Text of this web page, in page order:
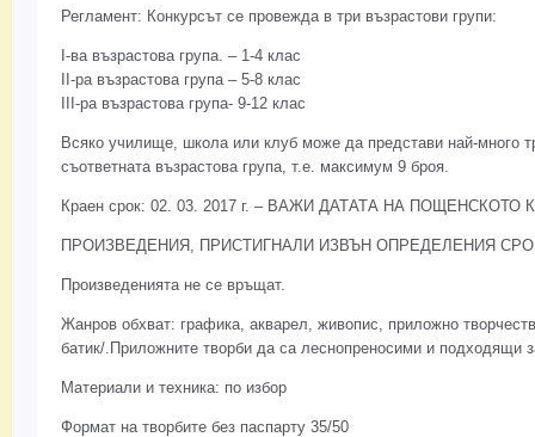
Регламент: Конкурсът се провежда в три възрастови групи:
І-ва възрастова група. – 1-4 клас
ІІ-ра възрастова група – 5-8 клас
III-ра възрастова група- 9-12 клас
Всяко училище, школа или клуб може да представи най-много
съответната възрастова група, т.е. максимум 9 броя.
Краен срок: 02. 03. 2017 г. – ВАЖИ ДАТАТА НА ПОЩЕНСКОТО
ПРОИЗВЕДЕНИЯ, ПРИСТИГНАЛИ ИЗВЪН ОПРЕДЕЛЕНИЯ
Произведенията не се връщат.
Жанров обхват: графика, акварел, живопис, приложно
батик/.Приложните творби да са леснопреносими и подходящи
Материали и техника: по избор
Формат на творбите без паспарту 35/50